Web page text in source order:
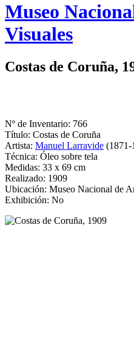
Logo
MNAV
Museo
Visuales
Costas de Coruña,
Nº de Inventario: 766
Título: Costas de Coruña
Artista: Manuel Larravide (1871-
Técnica: Óleo sobre tela
Medidas: 33 x 69 cm
Realizado: 1909
Ubicación: Museo Nacional de
Exhibición: No